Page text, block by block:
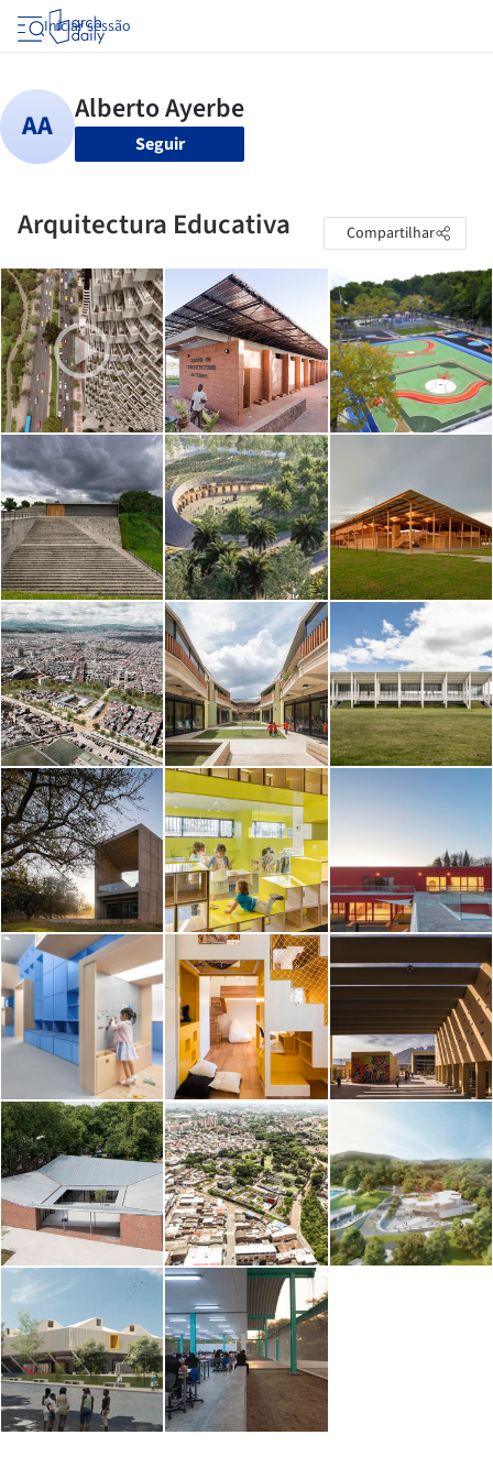
Iniciar sessão
Seguir
Arquitectura Educativa Compartilhar